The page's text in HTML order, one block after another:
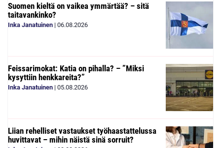
Suomen kieltä on vaikea ymmärtää? – sitä
taitavankinko?
Inka Janatuinen | 06.08.2026
Feissarimokat: Katia on pihalla? – ”Miksi
kysyttiin henkkareita?”
Inka Janatuinen | 05.08.2026
Liian rehelliset vastaukset työhaastattelussa
huvittavat – mihin näistä sinä sorruit?